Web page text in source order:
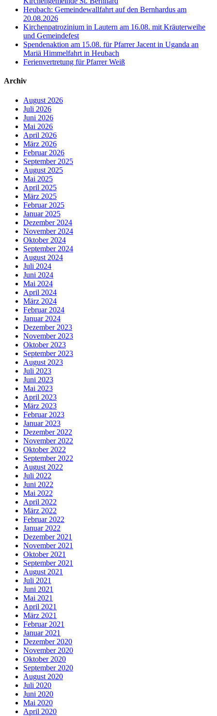
Heubach: Gemeindewallfahrt auf den Bernhardus am
20.08.2026
Kirchenpatrozinium in Lautern am 16.08. mit Kräuterweihe
und Gemeindefest
Spendenaktion am 15.08. für Pfarrer Jacent in Uganda an
Mariä Himmelfahrt in Heubach
Ferienvertretung für Pfarrer Weiß
Archiv
August 2026
Juli 2026
Juni 2026
Mai 2026
April 2026
März 2026
Februar 2026
September 2025
August 2025
Mai 2025
April 2025
März 2025
Februar 2025
Januar 2025
Dezember 2024
November 2024
Oktober 2024
September 2024
August 2024
Juli 2024
Juni 2024
Mai 2024
April 2024
März 2024
Februar 2024
Januar 2024
Dezember 2023
November 2023
Oktober 2023
September 2023
August 2023
Juli 2023
Juni 2023
Mai 2023
April 2023
März 2023
Februar 2023
Januar 2023
Dezember 2022
November 2022
Oktober 2022
September 2022
August 2022
Juli 2022
Juni 2022
Mai 2022
April 2022
März 2022
Februar 2022
Januar 2022
Dezember 2021
November 2021
Oktober 2021
September 2021
August 2021
Juli 2021
Juni 2021
Mai 2021
April 2021
März 2021
Februar 2021
Januar 2021
Dezember 2020
November 2020
Oktober 2020
September 2020
August 2020
Juli 2020
Juni 2020
Mai 2020
April 2020